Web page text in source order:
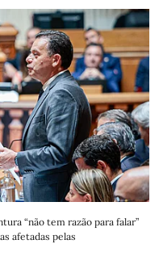
“não tem razão para falar”
afetadas pelas